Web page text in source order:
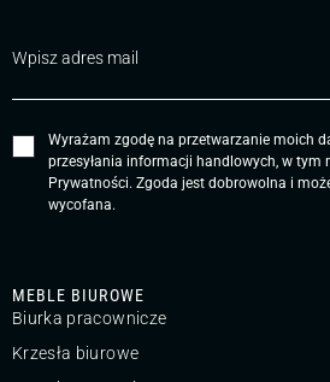
MEBLE BIUROWE
Biurka pracownicze
Krzesła biurowe
Wyrażam zgodę na przetwarzanie moich
przesyłania informacji handlowych, w tym
Prywatności. Zgoda jest dobrowolna i
wycofana.